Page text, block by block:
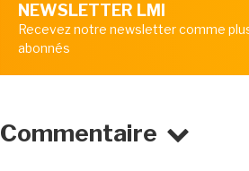
NEWSLETTER LMI
Recevez notre newsletter comme
abonnés
Commentaire